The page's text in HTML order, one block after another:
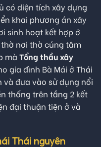
có diện tích xây dựng
khai phương án xây
sinh hoạt kết hợp ở
nơi thờ cúng tâm
mà Tổng thầu xây
gia đình Bà Mái ở Thái
đưa vào sử dụng nổi
thống trên tầng 2 kết
đại thuận tiện ở và
Thái nguyên